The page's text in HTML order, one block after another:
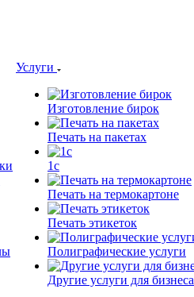
Услуги
Изготовление бирок
Печать на пакетах
1c
Печать на термокартоне
Печать этикеток
Полиграфические услуги
Другие услуги для бизнеса